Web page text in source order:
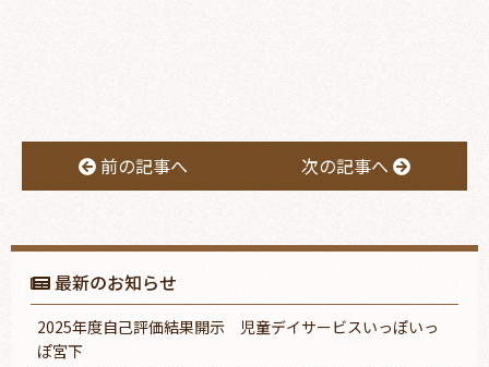
前の記事へ 次の記事へ
最新のお知らせ
2025年度自己評価結果開示 児童デイサービスいっぽいっ
ぽ宮下